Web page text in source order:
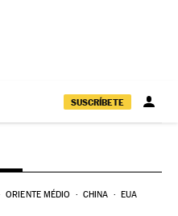
SUSCRÍBETE
ORIENTE MÉDIO CHINA EUA